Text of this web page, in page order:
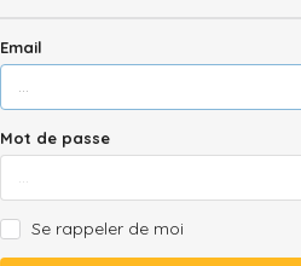
Email
Mot de passe
Se rappeler de moi